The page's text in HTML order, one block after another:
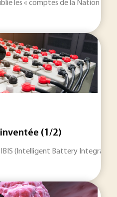
les « comptes de la Nation »,
(1/2)
(Intelligent Battery